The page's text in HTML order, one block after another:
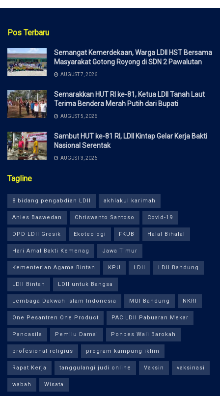
Pos Terbaru
Semangat Kemerdekaan, Warga LDII HST Bersama
Masyarakat Gotong Royong di SDN 2 Pawalutan
AUGUST 7, 2026
Semarakkan HUT RI ke-81, Ketua LDII Tanah Laut
Terima Bendera Merah Putih dari Bupati
AUGUST 5, 2026
Sambut HUT ke-81 RI, LDII Kintap Gelar Kerja Bakti
Nasional Serentak
AUGUST 3, 2026
Tagline
8 bidang pengabdian LDII akhlakul karimah
Anies Baswedan Chriswanto Santoso Covid-19
DPD LDII Gresik Ekoteologi FKUB Halal Bihalal
Hari Amal Bakti Kemenag Jawa Timur
Kementerian Agama Bintan KPU LDII LDII Bandung
LDII Bintan LDII untuk Bangsa
Lembaga Dakwah Islam Indonesia MUI Bandung NKRI
One Pesantren One Product PAC LDII Pabuaran Mekar
Pancasila Pemilu Damai Ponpes Wali Barokah
profesional religius program kampung iklim
Rapat Kerja tanggulangi judi online Vaksin vaksinasi
wabah Wisata